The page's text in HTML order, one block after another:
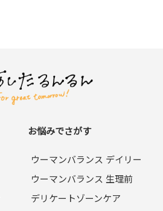
お悩みでさがす
ウーマンバランス デイリー
ウーマンバランス 生理前
デリケートゾーンケア